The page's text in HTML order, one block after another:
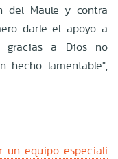
del Maule y contra
darle el apoyo a
gracias a Dios no
hecho lamentable",
un equipo especiali